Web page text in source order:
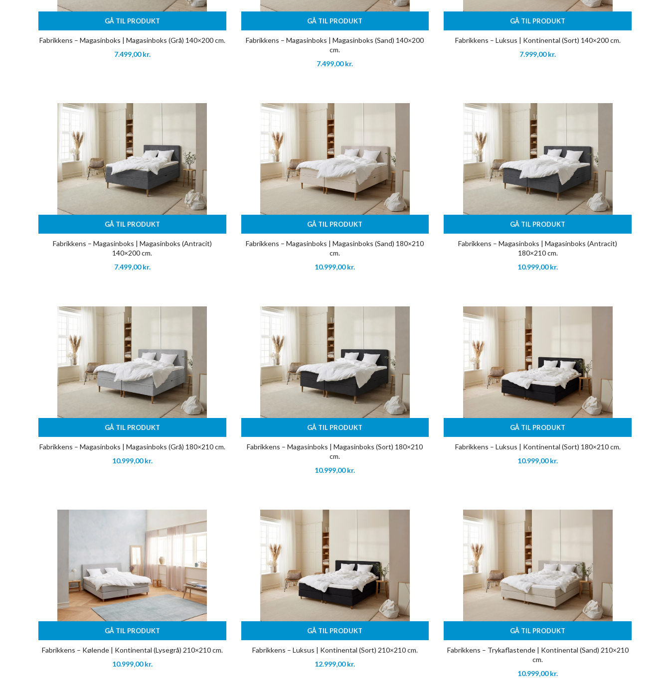
GÅ TIL PRODUKT
Fabrikkens – Magasinboks | Magasinboks (Grå) 140×200 cm.
7.499,00kr.
GÅ TIL PRODUKT
Fabrikkens – Magasinboks | Magasinboks (Sand) 140×200
cm.
7.499,00kr.
GÅ TIL PRODUKT
Fabrikkens – Luksus | Kontinental (Sort) 140×200 cm.
7.999,00kr.
GÅ TIL PRODUKT
Fabrikkens – Magasinboks | Magasinboks (Antracit)
140×200 cm.
7.499,00kr.
GÅ TIL PRODUKT
Fabrikkens – Magasinboks | Magasinboks (Sand) 180×210
cm.
10.999,00kr.
GÅ TIL PRODUKT
Fabrikkens – Magasinboks | Magasinboks (Antracit)
180×210 cm.
10.999,00kr.
GÅ TIL PRODUKT
Fabrikkens – Magasinboks | Magasinboks (Grå) 180×210 cm.
10.999,00kr.
GÅ TIL PRODUKT
Fabrikkens – Magasinboks | Magasinboks (Sort) 180×210
cm.
10.999,00kr.
GÅ TIL PRODUKT
Fabrikkens – Luksus | Kontinental (Sort) 180×210 cm.
10.999,00kr.
GÅ TIL PRODUKT
Fabrikkens – Kølende | Kontinental (Lysegrå) 210×210 cm.
10.999,00kr.
GÅ TIL PRODUKT
Fabrikkens – Luksus | Kontinental (Sort) 210×210 cm.
12.999,00kr.
GÅ TIL PRODUKT
Fabrikkens – Trykaflastende | Kontinental (Sand) 210×210
cm.
10.999,00kr.